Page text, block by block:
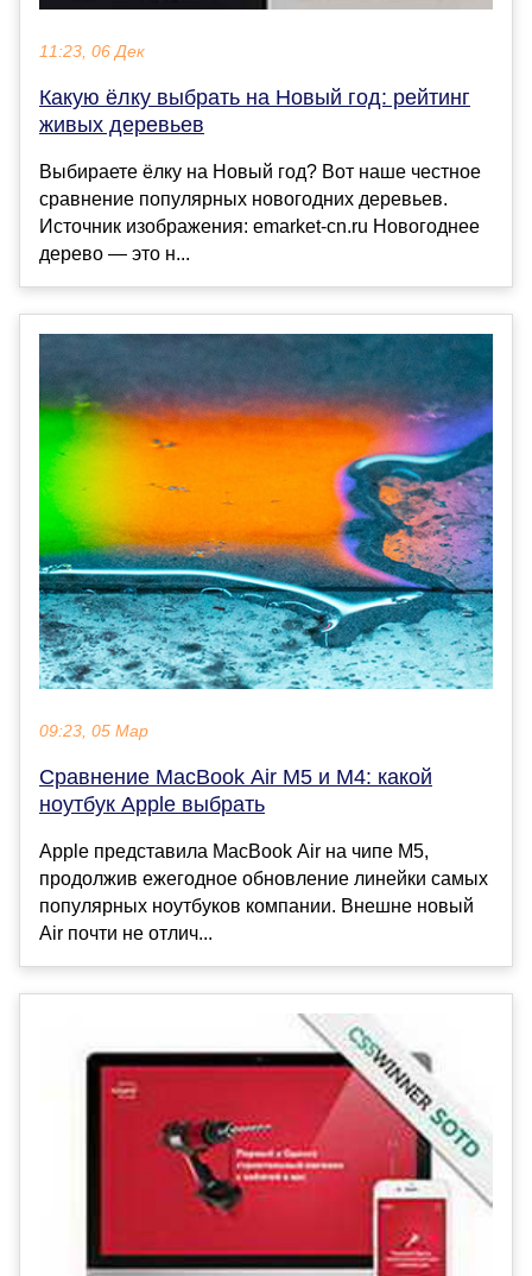
11:23, 06 Дек
Какую ёлку выбрать на Новый год: рейтинг
живых деревьев
Выбираете ёлку на Новый год? Вот наше честное
сравнение популярных новогодних деревьев.
Источник изображения: emarket-cn.ru Новогоднее
дерево — это н...
09:23, 05 Мар
Сравнение MacBook Air M5 и M4: какой
ноутбук Apple выбрать
Apple представила MacBook Air на чипе M5,
продолжив ежегодное обновление линейки самых
популярных ноутбуков компании. Внешне новый
Air почти не отлич...